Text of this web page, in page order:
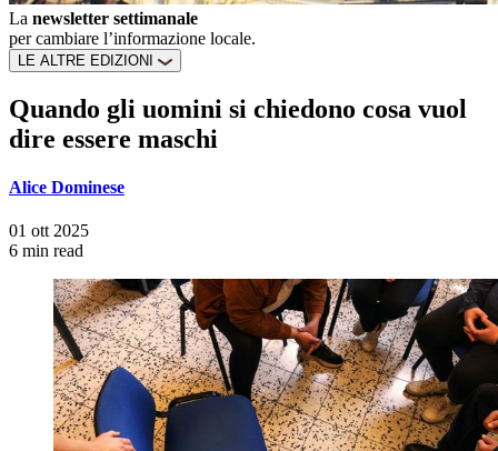
La newsletter settimanale
per cambiare l’informazione locale.
LE ALTRE EDIZIONI
Quando gli uomini si chiedono cosa vuol
dire essere maschi
Alice Dominese
01 ott 2025
6 min read